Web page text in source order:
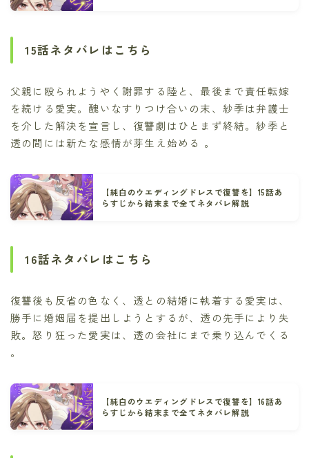
15話ネタバレはこちら
父親に殴られようやく謝罪する陸と、最後まで責任転嫁
を続ける愛実。醜いなすりつけ合いの末、紗季は弁護士
を介した解決を宣言し、復讐劇はひとまず終結。紗季と
透の間には新たな感情が芽生え始める 。
【純白のウエディングドレスで復讐を】15話あ
らすじから結末まで全てネタバレ解説
16話ネタバレはこちら
復讐後も反省の色なく、透との結婚に執着する愛実は、
勝手に婚姻届を提出しようとするが、透の先手により失
敗。怒り狂った愛実は、透の会社にまで乗り込んでくる
。
【純白のウエディングドレスで復讐を】16話あ
らすじから結末まで全てネタバレ解説